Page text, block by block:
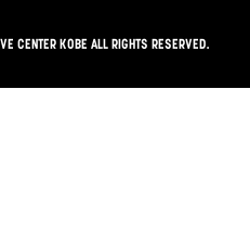
CENTER KOBE ALL RIGHTS RESERVED.